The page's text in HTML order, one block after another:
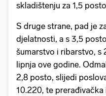
skladištenju za 1,5
S druge strane, pad je
djelatnosti, a s 3,5
šumarstvo i ribarstvo, s
lipnja ove godine.
2,8 posto, slijedi
10.220, te